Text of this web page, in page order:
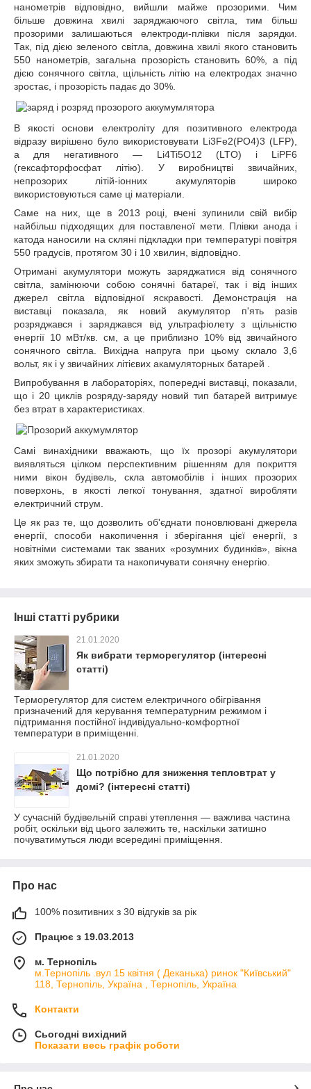
нанометрів відповідно, вийшли майже прозорими. Чим
більше довжина хвилі заряджаючого світла, тим більш
прозорими залишаються електроди-плівки після зарядки.
Так, під дією зеленого світла, довжина хвилі якого становить
550 нанометрів, загальна прозорість становить 60%, а під
дією сонячного світла, щільність літію на електродах значно
зростає, і прозорість падає до 30%.
В якості основи електроліту для позитивного електрода
відразу вирішено було використовувати Li3Fe2(PO4)3 (LFP),
а для негативного ― Li4Ti5O12 (LTO) і LiPF6
(гексафторфосфат літію). У виробництві звичайних,
непрозорих літій-іонних акумуляторів широко
використовуються саме ці матеріали.
Саме на них, ще в 2013 році, вчені зупинили свій вибір
найбільш підходящих для поставленої мети. Плівки анода і
катода наносили на скляні підкладки при температурі повітря
550 градусів, протягом 30 і 10 хвилин, відповідно.
Отримані акумулятори можуть заряджатися від сонячного
світла, замінюючи собою сонячні батареї, так і від інших
джерел світла відповідної яскравості. Демонстрація на
виставці показала, як новий акумулятор п'ять разів
розряджався і заряджався від ультрафіолету з щільністю
енергії 10 мВт/кв. см, а це приблизно 10% від звичайного
сонячного світла. Вихідна напруга при цьому склало 3,6
вольт, як і у звичайних літієвих акамуляторных батарей .
Випробування в лабораторіях, попередні виставці, показали,
що і 20 циклів розряду-заряду новий тип батарей витримує
без втрат в характеристиках.
Самі винахідники вважають, що їх прозорі акумулятори
виявляться цілком перспективним рішенням для покриття
ними вікон будівель, скла автомобілів і інших прозорих
поверхонь, в якості легкої тонування, здатної виробляти
електричний струм.
Це як раз те, що дозволить об'єднати поновлювані джерела
енергії, способи накопичення і зберігання цієї енергії, з
новітніми системами так званих «розумних будинків», вікна
яких зможуть збирати та накопичувати сонячну енергію.
Інші статті рубрики
21.01.2020
Як вибрати терморегулятор (інтересні
статті)
Терморегулятор для систем електричного обігрівання
призначений для керування температурним режимом і
підтримання постійної індивідуально-комфортної
температури в приміщенні.
21.01.2020
Що потрібно для зниження тепловтрат у
домі? (інтересні статті)
У сучасній будівельній справі утеплення — важлива частина
робіт, оскільки від цього залежить те, наскільки затишно
почуватимуться люди всередині приміщення.
Про нас
100% позитивних з 30 відгуків за рік
Працює з 19.03.2013
м. Тернопіль
м.Тернопіль .вул 15 квітня ( Деканька) ринок "Київський"
118, Тернопіль, Україна , Тернопіль, Україна
Контакти
Сьогодні вихідний
Показати весь графік роботи